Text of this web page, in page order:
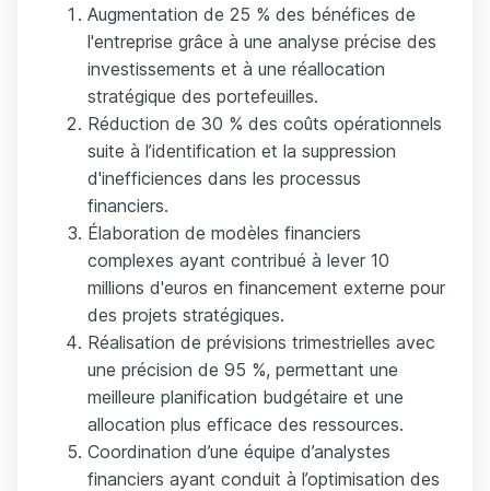
Augmentation de 25 % des bénéfices de
l'entreprise grâce à une analyse précise des
investissements et à une réallocation
stratégique des portefeuilles.
Réduction de 30 % des coûts opérationnels
suite à l’identification et la suppression
d'inefficiences dans les processus
financiers.
Élaboration de modèles financiers
complexes ayant contribué à lever 10
millions d'euros en financement externe pour
des projets stratégiques.
Réalisation de prévisions trimestrielles avec
une précision de 95 %, permettant une
meilleure planification budgétaire et une
allocation plus efficace des ressources.
Coordination d’une équipe d’analystes
financiers ayant conduit à l’optimisation des